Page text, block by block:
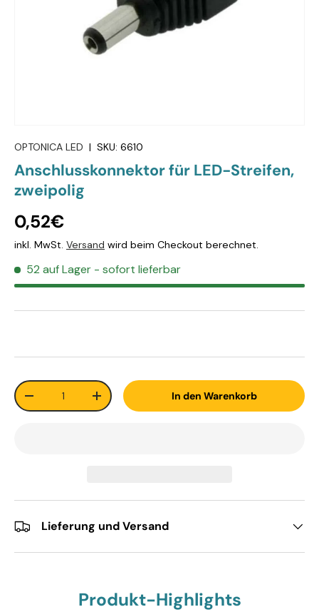
OPTONICA LED | SKU: 6610
Anschlusskonnektor für LED-Streifen,
zweipolig
0,52€
inkl. MwSt. Versand wird beim Checkout berechnet.
52 auf Lager - sofort lieferbar
Anzahl
-
+ In den Warenkorb
Lieferung und Versand
Produkt-Highlights